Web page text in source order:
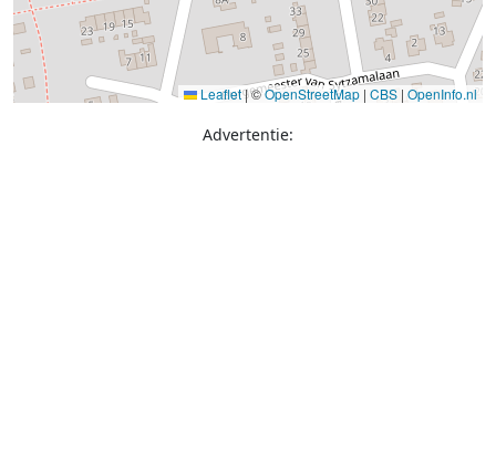
Leaflet|©OpenStreetMap | CBS | OpenInfo.nl
Advertentie: